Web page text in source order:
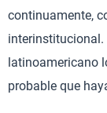
continuamente,
interinstitucional.
latinoamericano
probable que